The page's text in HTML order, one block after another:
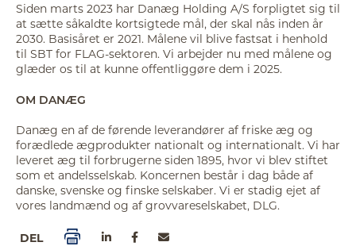
Siden marts 2023 har Danæg Holding A/S forpligtet sig til
at sætte såkaldte kortsigtede mål, der skal nås inden år
2030. Basisåret er 2021. Målene vil blive fastsat i henhold
til SBT for FLAG-sektoren. Vi arbejder nu med målene og
glæder os til at kunne offentliggøre dem i 2025.
OM DANÆG
Danæg en af de førende leverandører af friske æg og
forædlede ægprodukter nationalt og internationalt. Vi har
leveret æg til forbrugerne siden 1895, hvor vi blev stiftet
som et andelsselskab. Koncernen består i dag både af
danske, svenske og finske selskaber. Vi er stadig ejet af
vores landmænd og af grovvareselskabet, DLG.
DEL